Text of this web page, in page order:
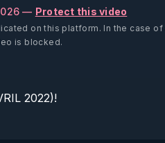
— Protect this video
on this platform. In the case
is blocked.
2022)!